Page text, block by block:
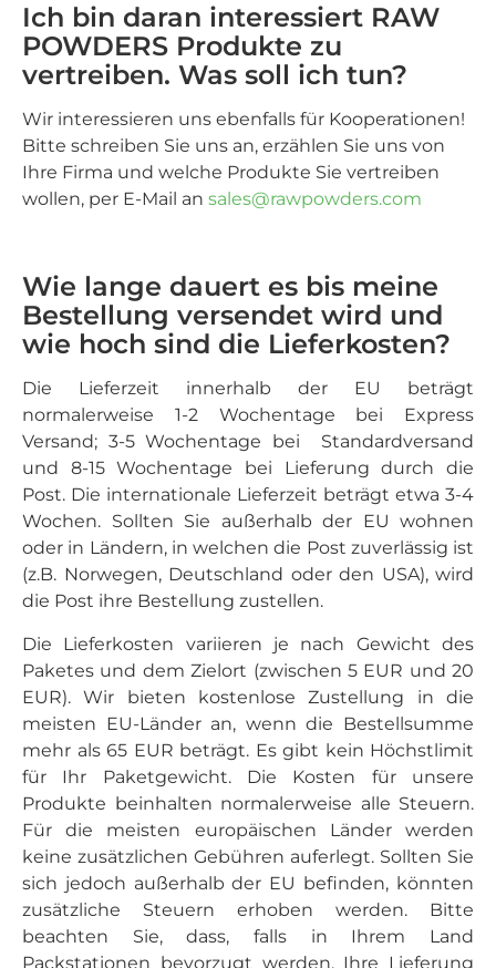
Ich bin daran interessiert RAW
POWDERS Produkte zu
vertreiben. Was soll ich tun?
Wir interessieren uns ebenfalls für Kooperationen!
Bitte schreiben Sie uns an, erzählen Sie uns von
Ihre Firma und welche Produkte Sie vertreiben
wollen, per E-Mail an sales@rawpowders.com
Wie lange dauert es bis meine
Bestellung versendet wird und
wie hoch sind die Lieferkosten?
Die Lieferzeit innerhalb der EU beträgt
normalerweise 1-2 Wochentage bei Express
Versand; 3-5 Wochentage bei Standardversand
und 8-15 Wochentage bei Lieferung durch die
Post. Die internationale Lieferzeit beträgt etwa 3-4
Wochen. Sollten Sie außerhalb der EU wohnen
oder in Ländern, in welchen die Post zuverlässig ist
(z.B. Norwegen, Deutschland oder den USA), wird
die Post ihre Bestellung zustellen.
Die Lieferkosten variieren je nach Gewicht des
Paketes und dem Zielort (zwischen 5 EUR und 20
EUR). Wir bieten kostenlose Zustellung in die
meisten EU-Länder an, wenn die Bestellsumme
mehr als 65 EUR beträgt. Es gibt kein Höchstlimit
für Ihr Paketgewicht. Die Kosten für unsere
Produkte beinhalten normalerweise alle Steuern.
Für die meisten europäischen Länder werden
keine zusätzlichen Gebühren auferlegt. Sollten Sie
sich jedoch außerhalb der EU befinden, könnten
zusätzliche Steuern erhoben werden. Bitte
beachten Sie, dass, falls in Ihrem Land
Packstationen bevorzugt werden, Ihre Lieferung